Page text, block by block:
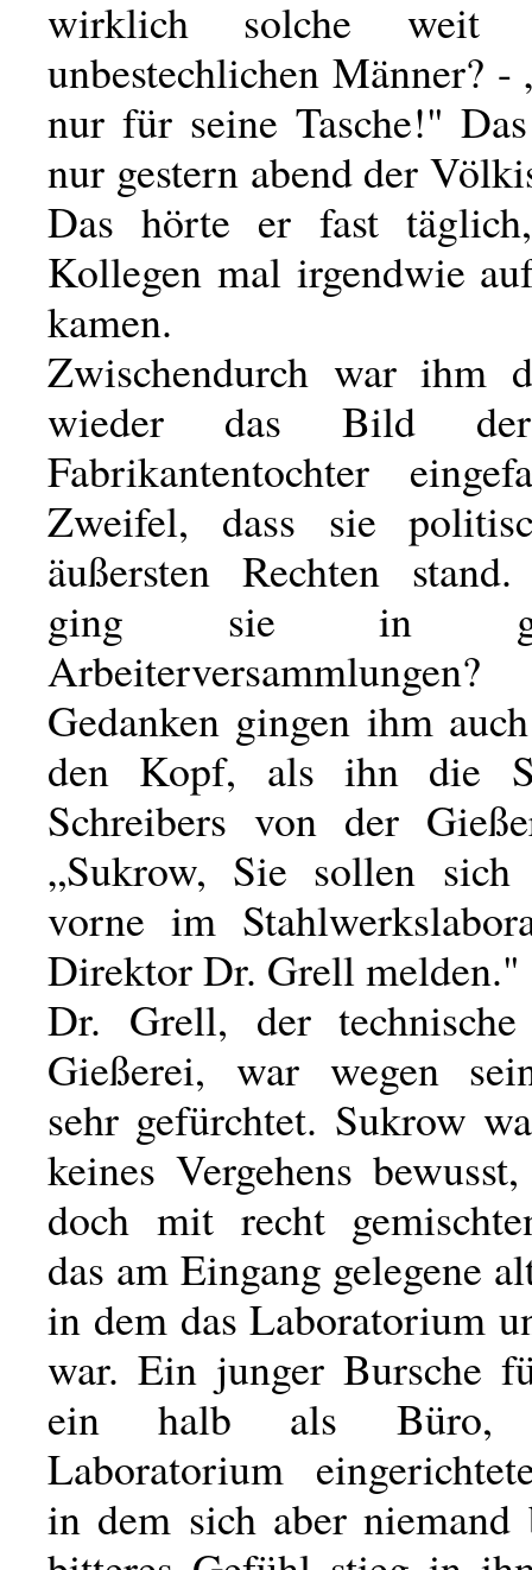
wirklich solche weit
unbestechlichen Männer? -
nur für seine Tasche!"
nur gestern abend der
Das hörte er fast
Kollegen mal irgendwie
kamen.
Zwischendurch war ihm
wieder das Bild der
Fabrikantentochter
Zweifel, dass sie
äußersten Rechten
ging sie in
Gedanken gingen ihm
den Kopf, als ihn die
Schreibers von der
„Sukrow, Sie sollen
vorne im
Direktor Dr. Grell melden."
Dr. Grell, der
Gießerei, war wegen
sehr gefürchtet. Sukrow
keines Vergehens
doch mit recht
das am Eingang gelegene
in dem das Laboratorium
war. Ein junger Bursche
ein halb als Büro,
Laboratorium
in dem sich aber niemand